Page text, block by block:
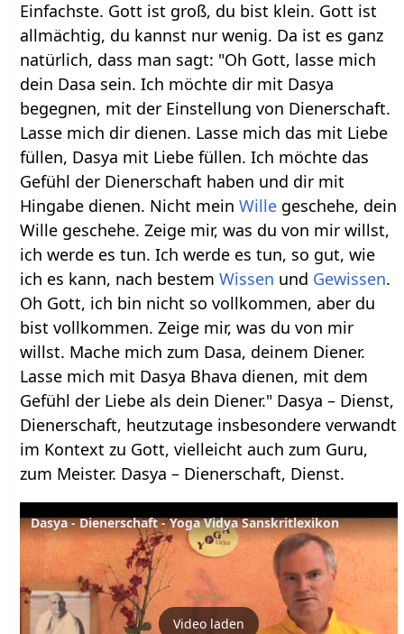
Einfachste. Gott ist groß, du bist klein. Gott ist
allmächtig, du kannst nur wenig. Da ist es ganz
natürlich, dass man sagt: "Oh Gott, lasse mich
dein Dasa sein. Ich möchte dir mit Dasya
begegnen, mit der Einstellung von Dienerschaft.
Lasse mich dir dienen. Lasse mich das mit Liebe
füllen, Dasya mit Liebe füllen. Ich möchte das
Gefühl der Dienerschaft haben und dir mit
Hingabe dienen. Nicht meinWille geschehe, dein
Wille geschehe. Zeige mir, was du von mir willst,
ich werde es tun. Ich werde es tun, so gut, wie
ich es kann, nach bestemWissen und Gewissen.
Oh Gott, ich bin nicht so vollkommen, aber du
bist vollkommen. Zeige mir, was du von mir
willst. Mache mich zum Dasa, deinem Diener.
Lasse mich mit Dasya Bhava dienen, mit dem
Gefühl der Liebe als dein Diener." Dasya – Dienst,
Dienerschaft, heutzutage insbesondere verwandt
im Kontext zu Gott, vielleicht auch zum Guru,
zum Meister. Dasya – Dienerschaft, Dienst.
Dasya - Dienerschaft - Yoga Vidya Sanskritlexikon
Video laden